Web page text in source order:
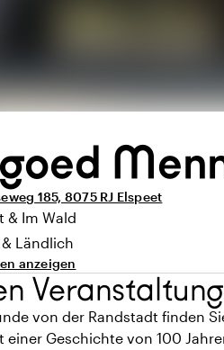
185, 8075 RJ Elspeet
& Im Wald
Ländlich
anzeigen
von der Randstadt finden
einer Geschichte von 100